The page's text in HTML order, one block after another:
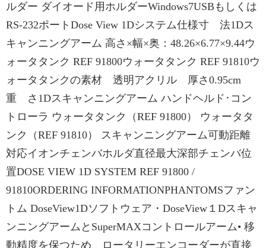
ルダー ダイオード用ホルダーWindows7USBもしくは
RS-232ポートDose View 1Dシステム仕様寸 法1Dス
キャンニングアーム 高さ×幅×奥：48.26×6.77×9.44ウ
ォータタンク REF 91800ウォータタンク REF 91810ウ
ォータタンクの素材 透明アクリル 厚さ0.95cm
重 さ1Dスキャンニングアーム ハンドヘルド･コン
トローラ ウォータタンク（REF 91800） ウォータタ
ンク（REF 91810） スキャンニングアーム可動距離
対応イオンチェンバホルダ直径最大深部チェンバ位
置DOSE VIEW 1D SYSTEM REF 91800 /
91810ORDERING INFORMATIONPHANTOMSファン
トム DoseView1Dソフトウェア・DoseView１Dスキャ
ンニングアームとSuperMAXコントロールアーム• 移
動精度を保つため、ロータリーエンコーダーが直接